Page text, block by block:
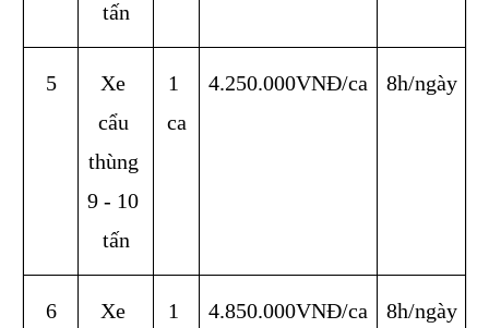
tấn
5
Xe
cẩu
thùng
9 - 10
tấn
1
ca
4.250.000VNĐ/ca 8h/ngày
6
Xe
1
4.850.000VNĐ/ca 8h/ngày